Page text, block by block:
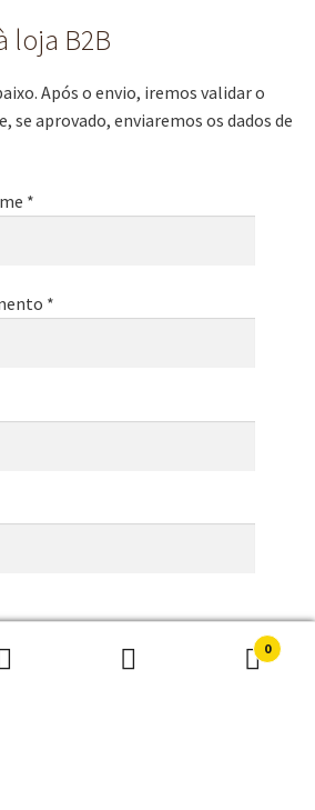
0
loja B2B
Após o envio, iremos validar o
se aprovado, enviaremos os dados de
*
*